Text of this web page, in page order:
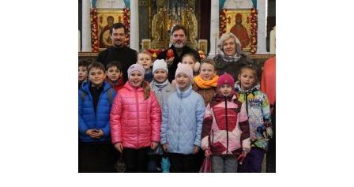
состоялась
экскурсия
для
школьников,
изучающих
Основы
православной
культуры